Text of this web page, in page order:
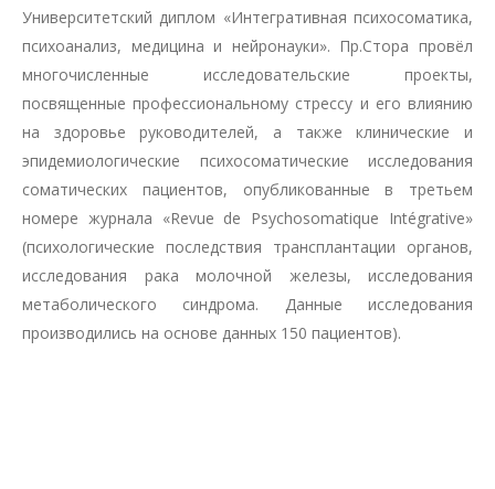
Университетский диплом «Интегративная психосоматика,
психоанализ, медицина и нейронауки». Пр.Стора провёл
многочисленные исследовательские проекты,
посвященные профессиональному стрессу и его влиянию
на здоровье руководителей, а также клинические и
эпидемиологические психосоматические исследования
соматических пациентов, опубликованные в третьем
номере журнала «Revue de Psychosomatique Intégrative»
(психологические последствия трансплантации органов,
исследования рака молочной железы, исследования
метаболического синдрома. Данные исследования
производились на основе данных 150 пациентов).